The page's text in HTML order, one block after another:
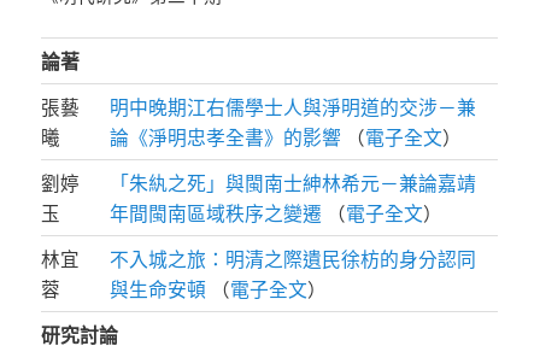
論著
張藝
曦
明中晚期江右儒學士人與淨明道的交涉－兼
論《淨明忠孝全書》的影響 （電子全文）
劉婷
玉
「朱紈之死」與閩南士紳林希元－兼論嘉靖
年間閩南區域秩序之變遷 （電子全文）
林宜
蓉
不入城之旅：明清之際遺民徐枋的身分認同
與生命安頓 （電子全文）
研究討論